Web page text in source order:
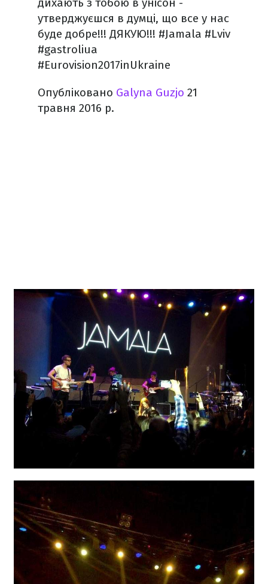
утверджуєшся в думці, що все у нас
буде добре!!! ДЯКУЮ!!! #Jamala #Lviv
#gastroliua
#Eurovision2017inUkraine
Опубліковано Galyna Guzjo 21
травня 2016 р.